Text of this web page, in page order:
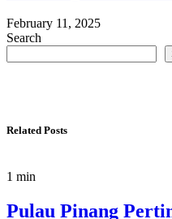
February 11, 2025
Search
Related Posts
1 min
Pulau Pinang